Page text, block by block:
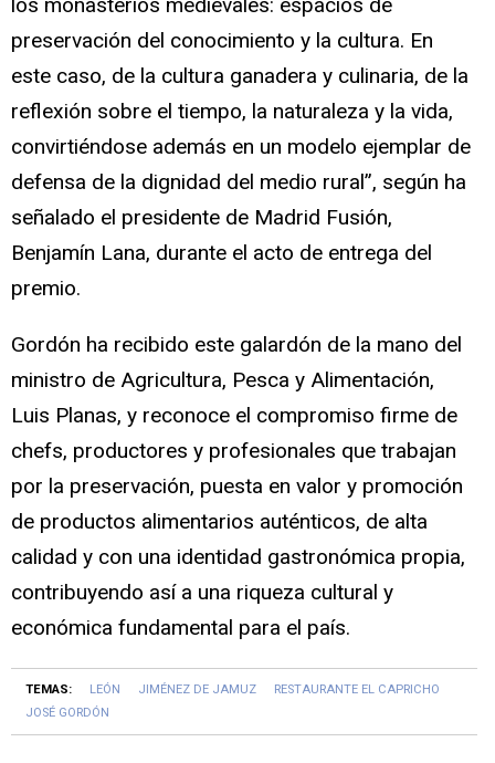
los monasterios medievales: espacios de
preservación del conocimiento y la cultura. En
este caso, de la cultura ganadera y culinaria, de la
reflexión sobre el tiempo, la naturaleza y la vida,
convirtiéndose además en un modelo ejemplar de
defensa de la dignidad del medio rural”, según ha
señalado el presidente de Madrid Fusión,
Benjamín Lana, durante el acto de entrega del
premio.
Gordón ha recibido este galardón de la mano del
ministro de Agricultura, Pesca y Alimentación,
Luis Planas, y reconoce el compromiso firme de
chefs, productores y profesionales que trabajan
por la preservación, puesta en valor y promoción
de productos alimentarios auténticos, de alta
calidad y con una identidad gastronómica propia,
contribuyendo así a una riqueza cultural y
económica fundamental para el país.
TEMAS: LEÓN JIMÉNEZ DE JAMUZ
RESTAURANTE EL CAPRICHO
JOSÉ GORDÓN